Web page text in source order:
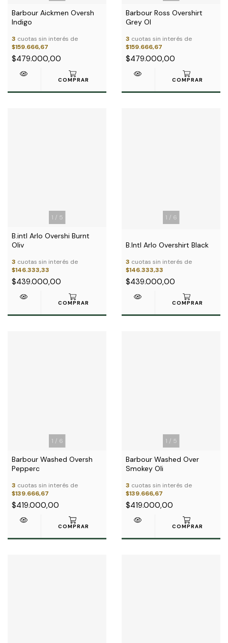
Barbour Aickmen Oversh
Indigo
3 cuotas sin interés de
$159.666,67
$479.000,00
COMPRAR
Barbour Ross Overshirt
Grey Ol
3 cuotas sin interés de
$159.666,67
$479.000,00
COMPRAR
1 / 5
B.intl Arlo Overshi Burnt
Oliv
3 cuotas sin interés de
$146.333,33
$439.000,00
COMPRAR
1 / 6
B.Intl Arlo Overshirt Black
3 cuotas sin interés de
$146.333,33
$439.000,00
COMPRAR
1 / 6
Barbour Washed Oversh
Pepperc
3 cuotas sin interés de
$139.666,67
$419.000,00
COMPRAR
1 / 5
Barbour Washed Over
Smokey Oli
3 cuotas sin interés de
$139.666,67
$419.000,00
COMPRAR